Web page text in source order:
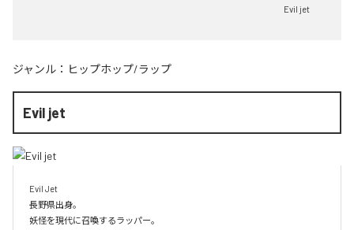
Evil jet
ジャンル： ヒップホップ/ラップ
Evil jet
Evil Jet
長野県出身。
妖怪を現代に召喚するラッパー。